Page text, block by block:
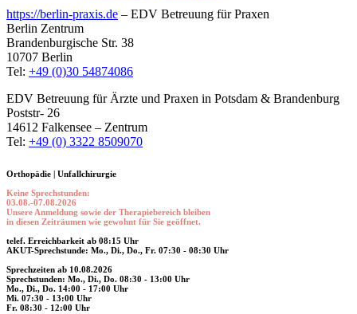
https://berlin-praxis.de – EDV Betreuung für Praxen
Berlin Zentrum
Brandenburgische Str. 38
10707 Berlin
Tel: +49 (0)30 54874086
EDV Betreuung für Ärzte und Praxen in Potsdam & Brandenburg
Poststr- 26
14612 Falkensee – Zentrum
Tel: +49 (0) 3322 8509070
Orthopädie | Unfallchirurgie
Keine Sprechstunden:
03.08.-07.08.2026
Unsere Anmeldung sowie der Therapiebereich bleiben
in diesen Zeiträumen wie gewohnt für Sie geöffnet.
telef. Erreichbarkeit ab 08:15 Uhr
AKUT-Sprechstunde: Mo., Di., Do., Fr. 07:30 - 08:30 Uhr
Sprechzeiten ab 10.08.2026
Sprechstunden: Mo., Di., Do. 08:30 - 13:00 Uhr
Mo., Di., Do. 14:00 - 17:00 Uhr
Mi. 07:30 - 13:00 Uhr
Fr. 08:30 - 12:00 Uhr